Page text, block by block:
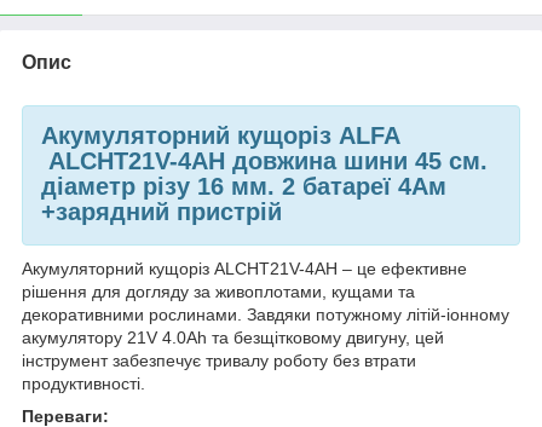
Опис
Акумуляторний кущоріз ALFA
ALCHT21V-4AH довжина шини 45 см.
діаметр різу 16 мм. 2 батареї 4Ам
+зарядний пристрій
Акумуляторний кущоріз ALCHT21V-4AH – це ефективне
рішення для догляду за живоплотами, кущами та
декоративними рослинами. Завдяки потужному літій-іонному
акумулятору 21V 4.0Ah та безщітковому двигуну, цей
інструмент забезпечує тривалу роботу без втрати
продуктивності.
Переваги: